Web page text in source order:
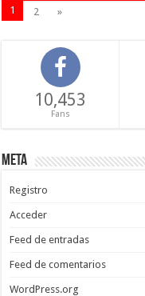
1 2 »
10,453
Fans
Meta
Registro
Acceder
Feed de entradas
Feed de comentarios
WordPress.org